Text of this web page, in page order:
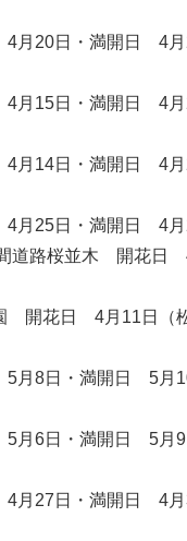
20日・満開日 4月
15日・満開日 4月
14日・満開日 4月
25日・満開日 4月
道路桜並木 開花日
開花日 4月11日（松
8日・満開日 5月
6日・満開日 5月9
27日・満開日 4月